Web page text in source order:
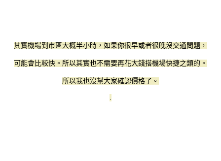
其實機場到市區大概半小時，如果你很早或者很晚沒交通問題，
可能會比較快。所以其實也不需要再花大錢搭機場快捷之類的。
所以我也沒幫大家確認價格了。